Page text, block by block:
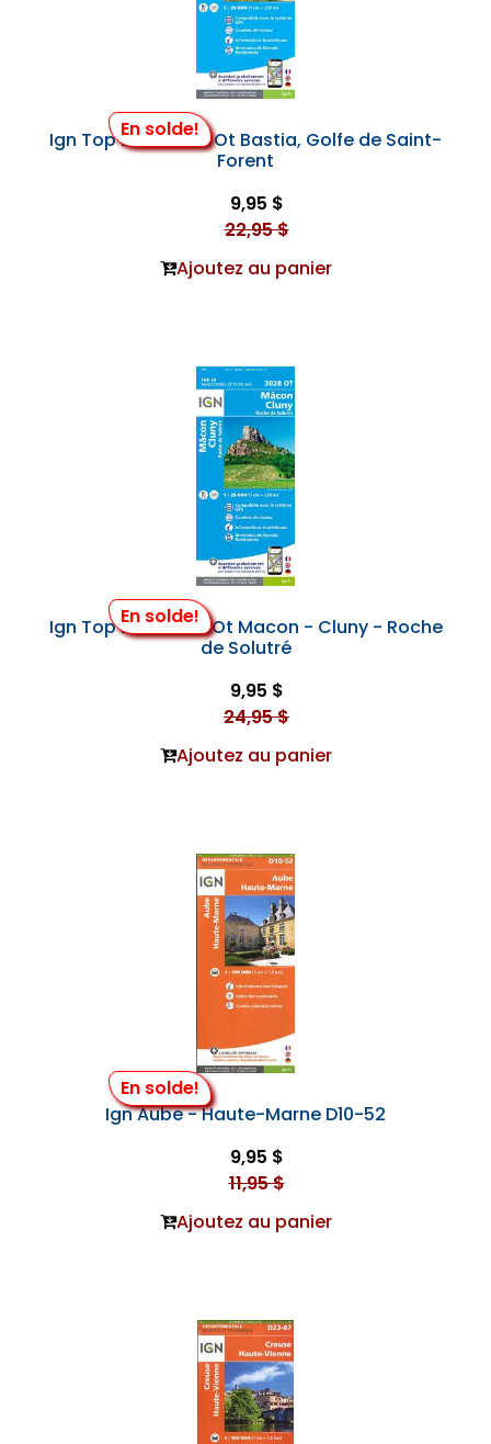
En solde!
Ign Top 25 #4348 Ot Bastia, Golfe de Saint-
Forent
9,95 $
22,95 $
Ajoutez au panier
En solde!
Ign Top 25 #3028 Ot Macon - Cluny - Roche
de Solutré
9,95 $
24,95 $
Ajoutez au panier
En solde!
Ign Aube - Haute-Marne D10-52
9,95 $
11,95 $
Ajoutez au panier